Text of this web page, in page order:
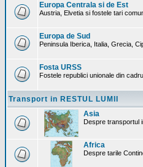
Europa Centrala si de Est
Austria, Elvetia si fostele tari
Europa de Sud
Peninsula Iberica, Italia, Grecia,
Fosta URSS
Fostele republici unionale din
Transport in RESTUL LUMII
Asia
Despre transportul
Africa
Despre tarile